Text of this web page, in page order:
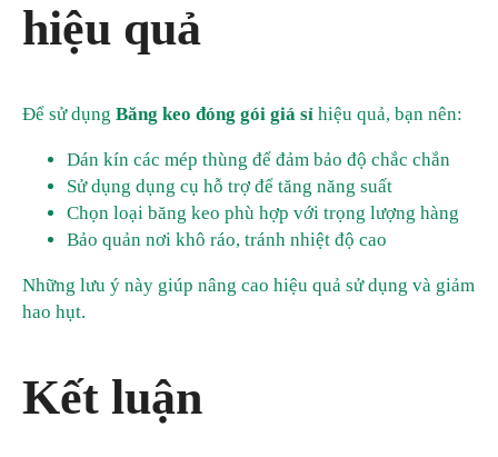
hiệu quả
Để sử dụng Băng keo đóng gói giá sỉ hiệu quả, bạn nên:
Dán kín các mép thùng để đảm bảo độ chắc chắn
Sử dụng dụng cụ hỗ trợ để tăng năng suất
Chọn loại băng keo phù hợp với trọng lượng hàng
Bảo quản nơi khô ráo, tránh nhiệt độ cao
Những lưu ý này giúp nâng cao hiệu quả sử dụng và giảm
hao hụt.
Kết luận